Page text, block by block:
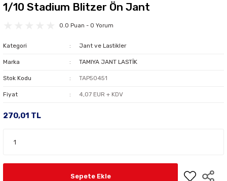
1/10 Stadium Blitzer Ön Jant
0.0 Puan - 0 Yorum
Kategori Jant ve Lastikler
Marka TAMIYA JANT LASTİK
Stok Kodu TAP50451
Fiyat 4,07 EUR + KDV
270,01 TL
Sepete Ekle